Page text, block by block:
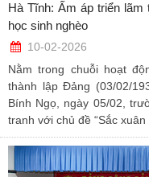
Hà Tĩnh: Ấm áp triển lãm
học sinh nghèo
10-02-2026
Nằm trong chuỗi hoạt
thành lập Đảng (03/02/
Bính Ngọ, ngày 05/02,
tranh với chủ đề “Sắc xuân